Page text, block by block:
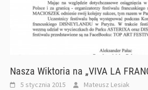
Nasza Wiktoria na „VIVA LA
5 stycznia 2015 Mateusz Lesiak